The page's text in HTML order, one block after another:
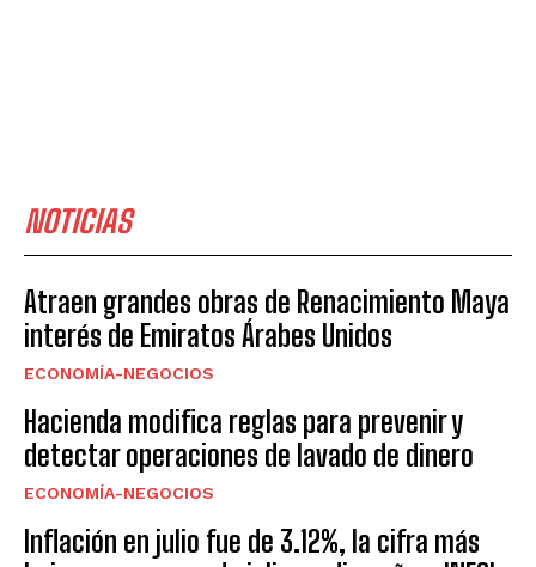
NOTICIAS
Atraen grandes obras de Renacimiento Maya
interés de Emiratos Árabes Unidos
ECONOMÍA-NEGOCIOS
Hacienda modifica reglas para prevenir y
detectar operaciones de lavado de dinero
ECONOMÍA-NEGOCIOS
Inflación en julio fue de 3.12%, la cifra más